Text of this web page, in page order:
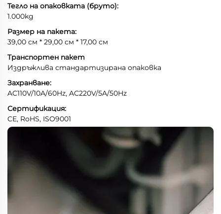
Тегло на опаковката (бруто):
1.000kg
Размер на пакета:
39,00 см * 29,00 см * 17,00 см
Транспортен пакет
Издръжлива стандартизирана опаковка
Захранване:
AC110V/10A/60Hz, AC220V/5A/50Hz
Сертификация:
CE, RoHS, ISO9001